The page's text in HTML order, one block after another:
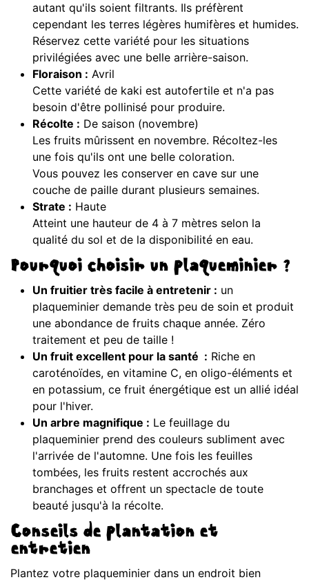
autant qu'ils soient filtrants. Ils préfèrent
cependant les terres légères humifères et humides.
Réservez cette variété pour les situations
privilégiées avec une belle arrière-saison.
Floraison : Avril
Cette variété de kaki est autofertile et n'a pas
besoin d'être pollinisé pour produire.
Récolte : De saison (novembre)
Les fruits mûrissent en novembre. Récoltez-les
une fois qu'ils ont une belle coloration.
Vous pouvez les conserver en cave sur une
couche de paille durant plusieurs semaines.
Strate : Haute
Atteint une hauteur de 4 à 7 mètres selon la
qualité du sol et de la disponibilité en eau.
Pourquoi choisir un plaqueminier ?
Un fruitier très facile à entretenir : un
plaqueminier demande très peu de soin et produit
une abondance de fruits chaque année. Zéro
traitement et peu de taille !
Un fruit excellent pour la santé : Riche en
caroténoïdes, en vitamine C, en oligo-éléments et
en potassium, ce fruit énergétique est un allié idéal
pour l'hiver.
Un arbre magnifique : Le feuillage du
plaqueminier prend des couleurs subliment avec
l'arrivée de l'automne. Une fois les feuilles
tombées, les fruits restent accrochés aux
branchages et offrent un spectacle de toute
beauté jusqu'à la récolte.
Conseils de plantation et
entretien
Plantez votre plaqueminier dans un endroit bien